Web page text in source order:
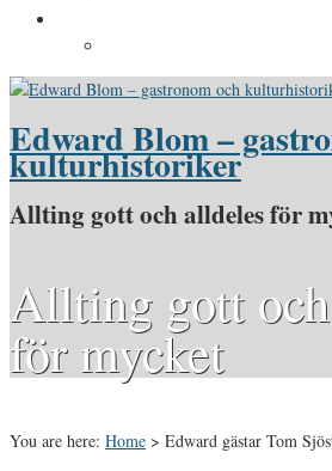
Edward Blom –
kulturhistoriker
Allting gott och alldeles för
Allting gott
för mycket
You are here: Home > Edward gästar Tom